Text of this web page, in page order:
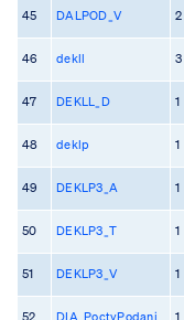
45 DALPOD_V 2
46 dekll 3
47 DEKLL_D 1
48 deklp 1
49 DEKLP3_A 1
50 DEKLP3_T 1
51 DEKLP3_V 1
52 DIA_PoctyPodani 1